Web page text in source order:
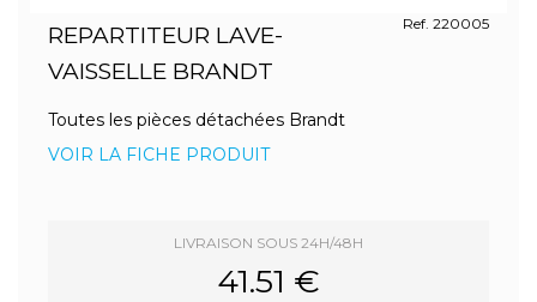
REPARTITEUR LAVE-
VAISSELLE BRANDT
Ref. 220005
Toutes les pièces détachées Brandt
VOIR LA FICHE PRODUIT
LIVRAISON SOUS 24H/48H
41.51 €